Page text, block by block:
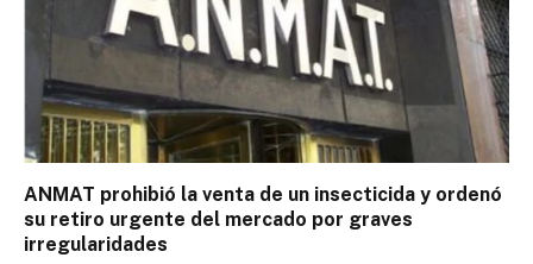
ANMAT prohibió la venta de un insecticida y ordenó
su retiro urgente del mercado por graves
irregularidades